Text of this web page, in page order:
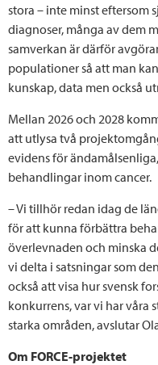
stora – inte minst eftersom
diagnoser, många av dem
samverkan är därför
populationer så att man
kunskap, data men också
Mellan 2026 och 2028
att utlysa två
evidens för
behandlingar inom cancer.
– Vi tillhör redan idag de
för att kunna förbättra
överlevnaden och minska
vi delta i satsningar som
också att visa hur svensk
konkurrens, var vi har våra
starka områden, avslutar
Om FORCE-projektet